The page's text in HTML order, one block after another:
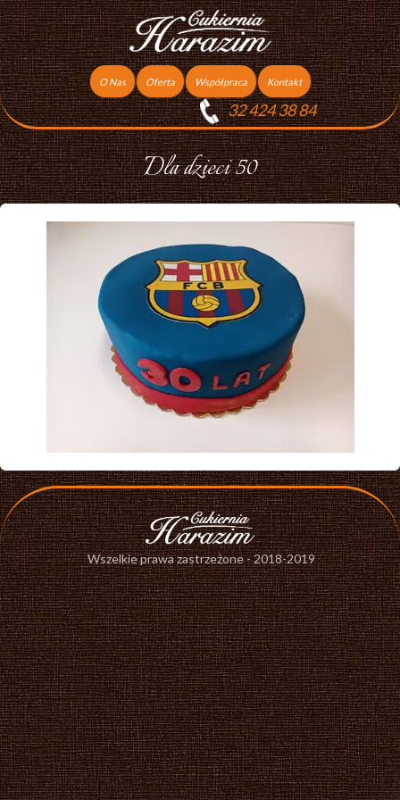
Wszelkie prawa zastrzeżone - 2018-2019
Dla dzieci 50
O Nas Oferta
Torty
Ciasta
Ciasteczka
Podziękowania dla gości
Współpraca
Praca
Kontakt
32 424 38 84